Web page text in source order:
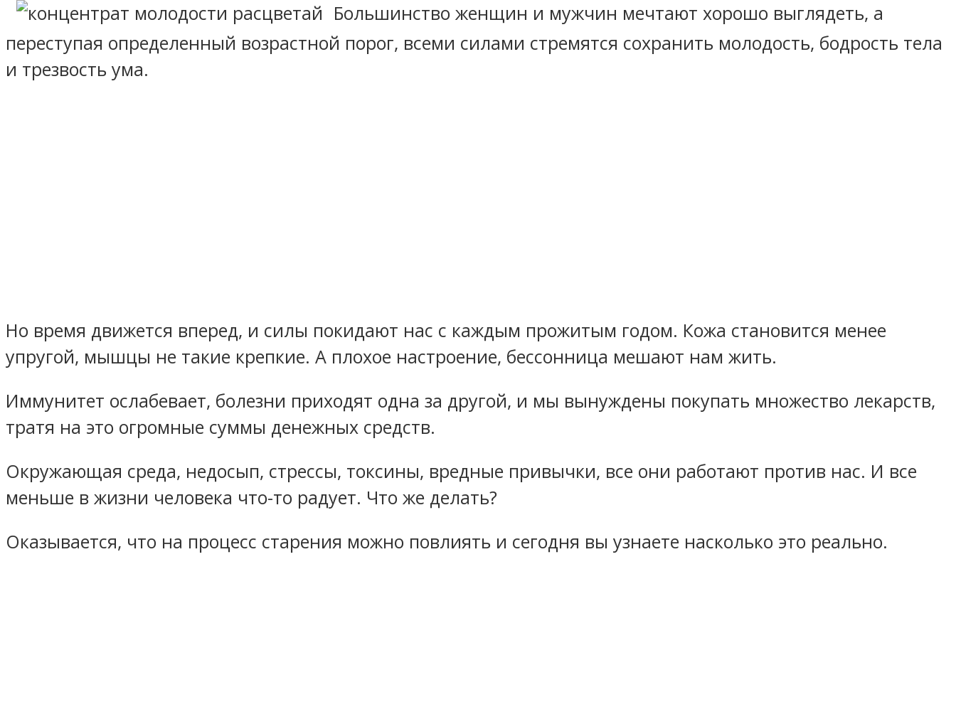
Большинство женщин и мужчин мечтают хорошо выглядеть, а
переступая определенный возрастной порог, всеми силами стремятся сохранить молодость, бодрость тела
и трезвость ума.
Но время движется вперед, и силы покидают нас с каждым прожитым годом. Кожа становится менее
упругой, мышцы не такие крепкие. А плохое настроение, бессонница мешают нам жить.
Иммунитет ослабевает, болезни приходят одна за другой, и мы вынуждены покупать множество лекарств,
тратя на это огромные суммы денежных средств.
Окружающая среда, недосып, стрессы, токсины, вредные привычки, все они работают против нас. И все
меньше в жизни человека что-то радует. Что же делать?
Оказывается, что на процесс старения можно повлиять и сегодня вы узнаете насколько это реально.